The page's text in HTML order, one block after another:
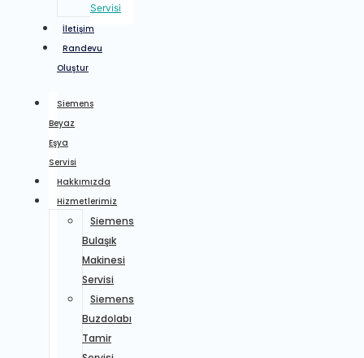
Servisi
İletişim
Randevu
Oluştur
Siemens
Beyaz
Eşya
Servisi
Hakkımızda
Hizmetlerimiz
Siemens
Bulaşık
Makinesi
Servisi
Siemens
Buzdolabı
Tamir